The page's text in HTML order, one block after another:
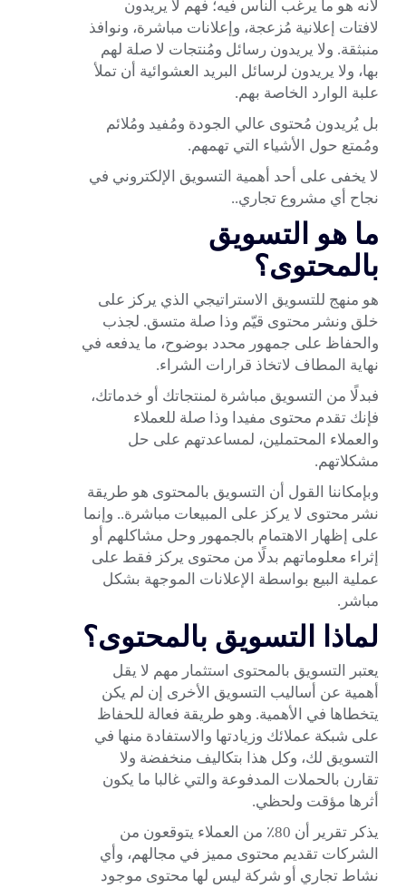
لأنه هو ما يرغب الناس فيه؛ فهم لا يريدون
لافتات إعلانية مُزعجة، وإعلانات مباشرة، ونوافذ
منبثقة. ولا يريدون رسائل ومُنتجات لا صلة لهم
بها، ولا يريدون لرسائل البريد العشوائية أن تملأ
علبة الوارد الخاصة بهم.
بل يُريدون مُحتوى عالي الجودة ومُفيد ومُلائم
ومُمتع حول الأشياء التي تهمهم.
لا يخفى على أحد أهمية التسويق الإلكتروني في
نجاح أي مشروع تجاري..
ما هو التسويق
بالمحتوى؟
هو منهج للتسويق الاستراتيجي الذي يركز على
خلق ونشر محتوى قيّم وذا صلة متسق. لجذب
والحفاظ على جمهور محدد بوضوح، ما يدفعه في
نهاية المطاف لاتخاذ قرارات الشراء.
فبدلًا من التسويق مباشرة لمنتجاتك أو خدماتك،
فإنك تقدم محتوى مفيدا وذا صلة للعملاء
والعملاء المحتملين، لمساعدتهم على حل
مشكلاتهم.
وبإمكاننا القول أن التسويق بالمحتوى هو طريقة
نشر محتوى لا يركز على المبيعات مباشرة.. وإنما
على إظهار الاهتمام بالجمهور وحل مشاكلهم أو
إثراء معلوماتهم بدلًا من محتوى يركز فقط على
عملية البيع بواسطة الإعلانات الموجهة بشكل
مباشر.
لماذا التسويق بالمحتوى؟
يعتبر التسويق بالمحتوى استثمار مهم لا يقل
أهمية عن أساليب التسويق الأخرى إن لم يكن
يتخطاها في الأهمية. وهو طريقة فعالة للحفاظ
على شبكة عملائك وزيادتها والاستفادة منها في
التسويق لك، وكل هذا بتكاليف منخفضة ولا
تقارن بالحملات المدفوعة والتي غالبا ما يكون
أثرها مؤقت ولحظي.
يذكر تقرير أن 80٪ من العملاء يتوقعون من
الشركات تقديم محتوى مميز في مجالهم، وأي
نشاط تجاري أو شركة ليس لها محتوى موجود